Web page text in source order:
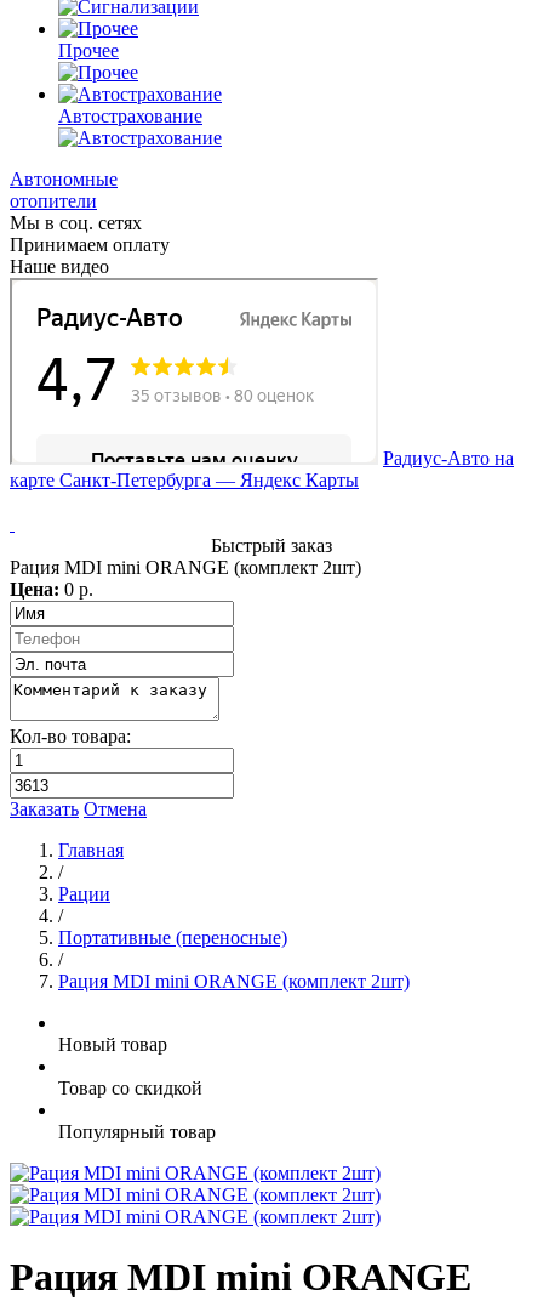
Прочее
Автострахование
Автономные
отопители
Мы в соц. сетях
Принимаем оплату
Наше видео
Радиус-Авто на
карте Санкт‑Петербурга — Яндекс Карты
Быстрый заказ
Рация MDI mini ORANGE (комплект 2шт)
Цена: 0 р.
Кол-во товара:
Заказать Отмена
Главная
/
Рации
/
Портативные (переносные)
/
Рация MDI mini ORANGE (комплект 2шт)
Новый товар
Товар со скидкой
Популярный товар
Рация MDI mini ORANGE